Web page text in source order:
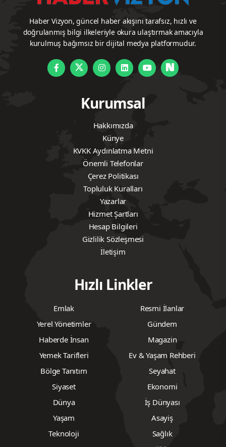
Haber Vizyon, güncel haber akışını tarafsız, hızlı ve
doğrulanmış bilgi ilkeleriyle okura ulaştırmak amacıyla
kurulmuş bağımsız bir dijital medya platformudur.
Kurumsal
Hakkımızda
Künye
KVKK Aydınlatma Metni
Önemli Telefonlar
Çerez Politikası
Topluluk Kuralları
Yazarlar
Hizmet Şartları
Hesap Bilgileri
Gizlilik Sözleşmesi
İletişim
Hızlı Linkler
Emlak
Resmi İlanlar
Yerel Yönetimler
Gündem
Haberde İnsan
Magazin
Yemek Tarifleri
Ev & Yaşam Rehberi
Bölge Tanıtım
Seyahat
Siyaset
Ekonomi
Dünya
İş Dünyası
Yaşam
Asayiş
Teknoloji
Sağlık